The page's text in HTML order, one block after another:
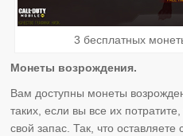
3 бесплатных
Монеты возрождения.
Вам доступны монеты
таких, если вы все их
свой запас. Так, что